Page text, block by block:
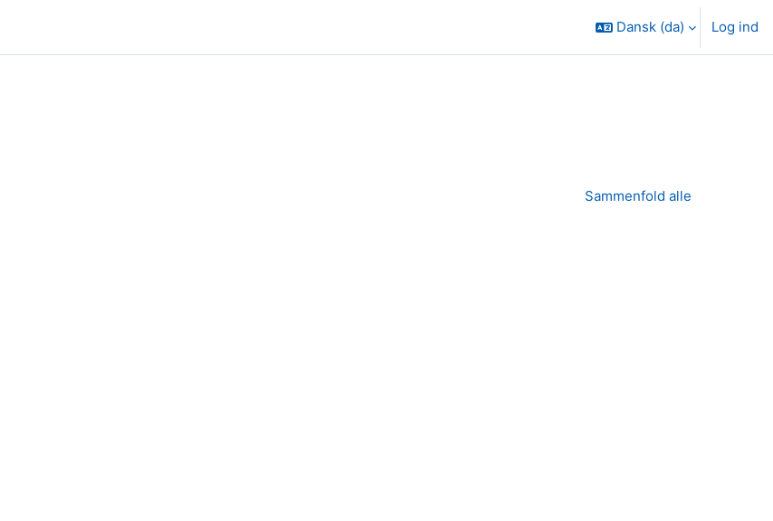
Dansk ‎(da)‎ Log ind
Sammenfold alle